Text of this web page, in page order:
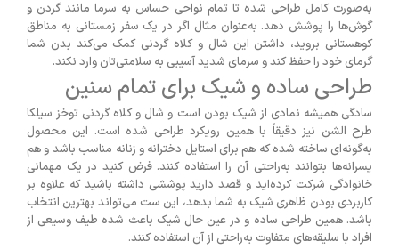
به‌صورت کامل طراحی شده تا تمام نواحی حساس به سرما مانند گردن و
گوش‌ها را پوشش دهد. به‌عنوان مثال اگر در یک سفر زمستانی به مناطق
کوهستانی بروید، داشتن این شال و کلاه گردنی کمک می‌کند بدن شما
گرمای خود را حفظ کند و سرمای شدید آسیبی به سلامتی‌تان وارد نکند.
طراحی ساده و شیک برای تمام سنین
سادگی همیشه نمادی از شیک بودن است و شال و کلاه گردنی توخز سیلکا
طرح الشن نیز دقیقاً با همین رویکرد طراحی شده است. این محصول
به‌گونه‌ای ساخته شده که هم برای استایل دخترانه و زنانه مناسب باشد و هم
پسرانه‌ها بتوانند به‌راحتی آن را استفاده کنند. فرض کنید در یک مهمانی
خانوادگی شرکت کرده‌اید و قصد دارید پوششی داشته باشید که علاوه بر
کاربردی بودن ظاهری شیک به شما بدهد، این ست می‌تواند بهترین انتخاب
باشد. همین طراحی ساده و در عین حال شیک باعث شده طیف وسیعی از
افراد با سلیقه‌های متفاوت به‌راحتی از آن استفاده کنند.